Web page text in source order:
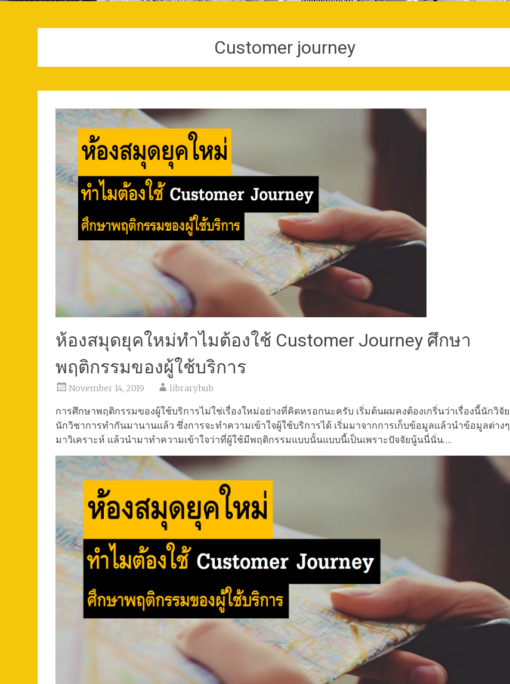
Customer journey
ห้องสมุดยุคใหม่ทำไมต้องใช้ Customer Journey ศึกษา
พฤติกรรมของผู้ใช้บริการ
November 14, 2019 libraryhub
การศึกษาพฤติกรรมของผู้ใช้บริการไม่ใช่เรื่องใหม่อย่างที่คิดหรอกนะครับ เริ่มต้นผมคงต้องเกริ่นว่าเรื่องนี้นักวิจัย
นักวิชาการทำกันมานานแล้ว ซึ่งการจะทำความเข้าใจผู้ใช้บริการได้ เริ่มมาจากการเก็บข้อมูลแล้วนำข้อมูลต่างๆ
มาวิเคราะห์ แล้วนำมาทำความเข้าใจว่าที่ผู้ใช้มีพฤติกรรมแบบนั้นแบบนี้เป็นเพราะปัจจัยนู้นนี่นั่น….